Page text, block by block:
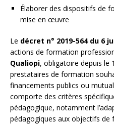
Élaborer des dispositifs de
mise en œuvre
Le décret n° 2019-564 du 6
actions de formation
Qualiopi, obligatoire depuis le
prestataires de formation
financements publics ou
comporte des critères
pédagogique, notamment
pédagogiques aux objectifs de